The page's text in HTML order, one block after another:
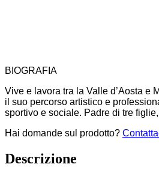
BIOGRAFIA
Vive e lavora tra la Valle d’Aosta e
il suo percorso artistico e
sportivo e sociale. Padre di tre
Hai domande sul prodotto?
Descrizione